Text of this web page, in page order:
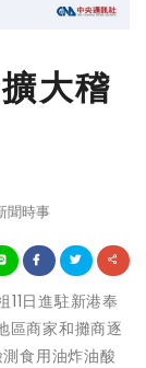
大稽
聞時事
日進駐新港奉
區商家和攤商逐
食用油炸油酸